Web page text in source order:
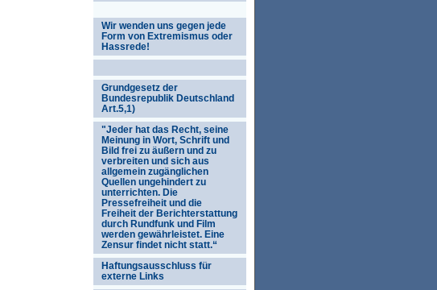
Wir wenden uns gegen jede
Form von Extremismus oder
Hassrede!
Grundgesetz der
Bundesrepublik Deutschland
Art.5,1)
"Jeder hat das Recht, seine
Meinung in Wort, Schrift und
Bild frei zu äußern und zu
verbreiten und sich aus
allgemein zugänglichen
Quellen ungehindert zu
unterrichten. Die
Pressefreiheit und die
Freiheit der Berichterstattung
durch Rundfunk und Film
werden gewährleistet. Eine
Zensur findet nicht statt.“
Haftungsausschluss für
externe Links